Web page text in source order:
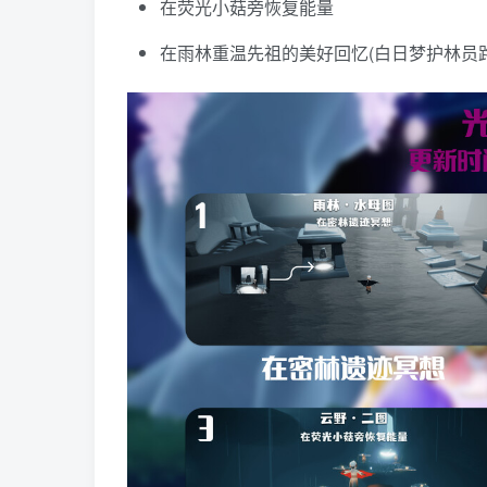
在荧光小菇旁恢复能量
在雨林重温先祖的美好回忆(白日梦护林员